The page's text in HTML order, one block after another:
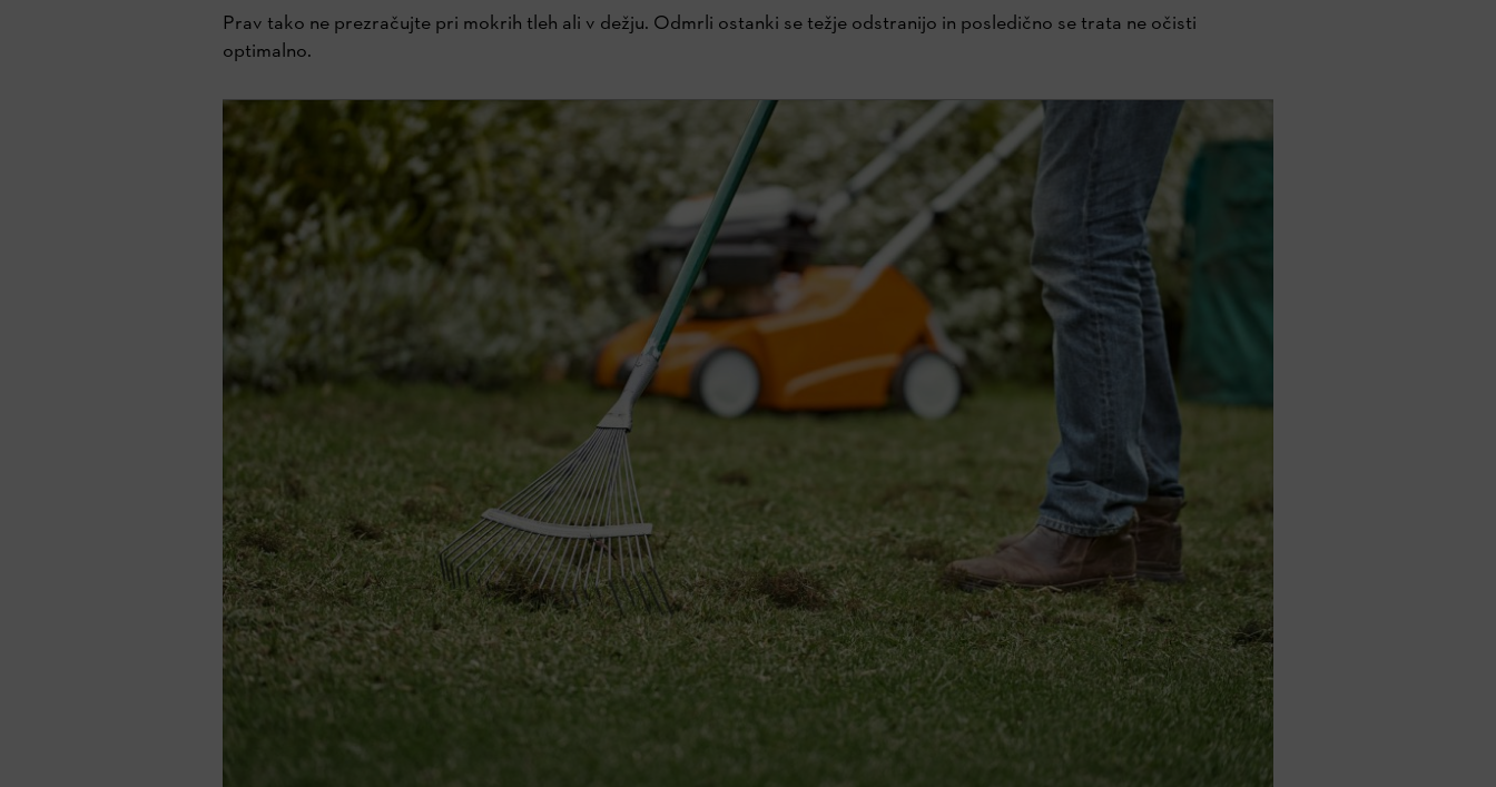
Prav tako ne prezračujte pri mokrih tleh ali v dežju. Odmrli ostanki se težje odstranijo in posledično se trata ne očisti
optimalno.